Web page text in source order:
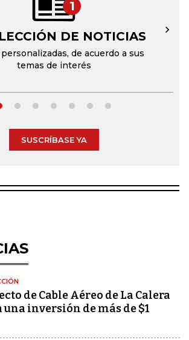
1
DE NOTICIAS
de acuerdo a sus
temas de interés
→
SUSCRÍBASE YA
de Cable Aéreo de La Calera
inversión de más de $1